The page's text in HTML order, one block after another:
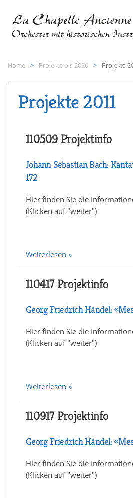
Zum Hauptinhalt springen
Home Projekte bis 2020 Projekte
Projekte 2011
110509 Projektinfo
Johann Sebastian Bach:
172
Hier finden Sie die
(Klicken auf "weiter")
Weiterlesen »
110417 Projektinfo
Georg Friedrich Händel:
Hier finden Sie die
(Klicken auf "weiter")
Weiterlesen »
110917 Projektinfo
Georg Friedrich Händel:
Hier finden Sie die
(Klicken auf "weiter")